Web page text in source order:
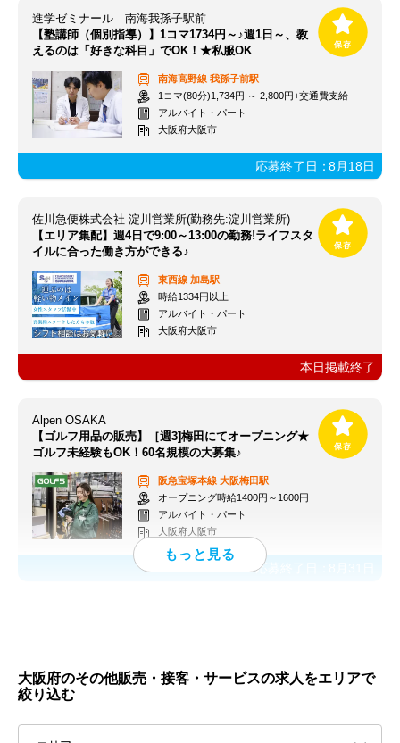
進学ゼミナール 南海我孫子駅前
【塾講師（個別指導）】1コマ1734円～♪週1日～、教
えるのは「好きな科目」でOK！★私服OK
南海高野線 我孫子前駅
1コマ(80分)1,734円 ～ 2,800円+交通費支給
アルバイト・パート
大阪府大阪市
応募終了日：8月18日
佐川急便株式会社 淀川営業所(勤務先:淀川営業所)
【エリア集配】週4日で9:00～13:00の勤務!ライフスタ
イルに合った働き方ができる♪
東西線 加島駅
時給1334円以上
アルバイト・パート
大阪府大阪市
本日掲載終了
Alpen OSAKA
【ゴルフ用品の販売】［週3]梅田にてオープニング★
ゴルフ未経験もOK！60名規模の大募集♪
阪急宝塚本線 大阪梅田駅
オープニング時給1400円～1600円
アルバイト・パート
大阪府大阪市
応募終了日：
大阪府のその他販売・接客・サービスの求人をエリアで
絞り込む